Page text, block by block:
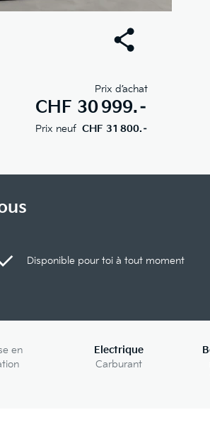
Prix d’achat
CHF 30 999.–
Prix neuf CHF 31 800.–
Disponible pour toi à tout moment
en
Electrique
Carburant